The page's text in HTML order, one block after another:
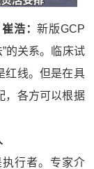
崔浩：新版GCP
的关系。临床试
红线。但是在具
，各方可以根据
行者。专家介